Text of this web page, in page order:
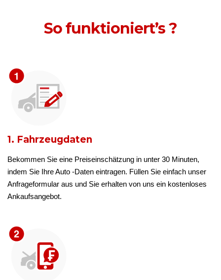
So funktioniert’s ?
1. Fahrzeugdaten
Bekommen Sie eine Preiseinschätzung in unter 30 Minuten,
indem Sie Ihre Auto -Daten eintragen. Füllen Sie einfach unser
Anfrageformular aus und Sie erhalten von uns ein kostenloses
Ankaufsangebot.